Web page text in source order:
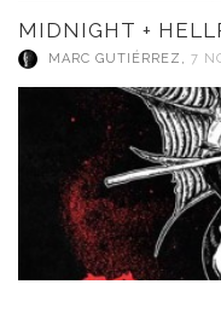
MIDNIGHT +
MARC GUTIÉRREZ , 7